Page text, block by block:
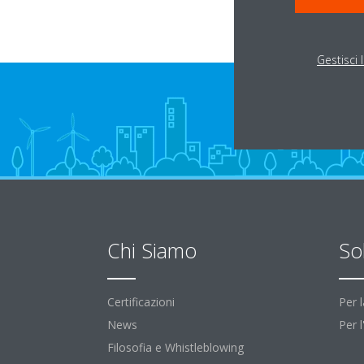
Chi Siamo
Certificazioni
News
Filosofia e Whistleblowing
Per
Per
Gestisci